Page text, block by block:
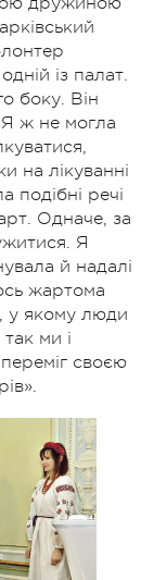
із палат.
боку. Він
ж не могла
на лікуванні
подібні речі
Одначе, за
Я
й надалі
жартома
у якому люди
ми і
своєю